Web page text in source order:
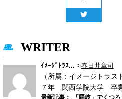
WRITER
ｲﾒｰｼﾞﾄﾗｽ...： 春日井章司
（所属：イメージトラス
７年 関西学院大学 卒業
最新記事： 「隠岐」でくつ